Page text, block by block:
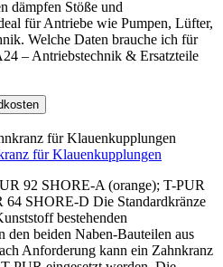
dämpfen Stöße und
für Antriebe wie Pumpen, Lüfter,
Welche Daten brauche ich für
– Antriebstechnik & Ersatzteile
für Klauenkupplungen
92 SHORE-A (orange); T-PUR
SHORE-D Die Standardkränze
bestehenden
den beiden Naben-Bauteilen aus
Anforderung kann ein Zahnkranz